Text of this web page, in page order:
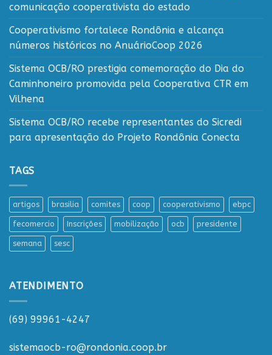
comunicação cooperativista do estado
Cooperativismo fortalece Rondônia e alcança
números históricos no AnuárioCoop 2026
Sistema OCB/RO prestigia comemoração do Dia do
Caminhoneiro promovida pela Cooperativa CTR em
Vilhena
Sistema OCB/RO recebe representantes do Sicredi
para apresentação do Projeto Rondônia Conecta
TAGS
artigos brasilia comites coop cooperativismo ebpc
fecomercio Inscrições mobilização ocb presidente
semana sesc
ATENDIMENTO
(69) 99961-4247
sistemaocb-ro@rondonia.coop.br